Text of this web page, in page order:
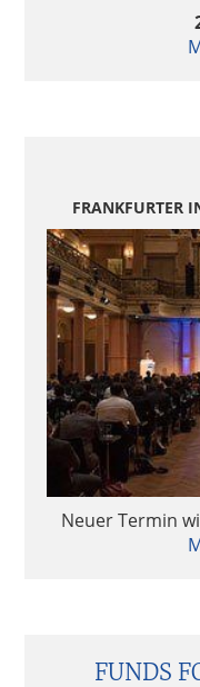
FRANKFURTER
Neuer Termin
FUNDS